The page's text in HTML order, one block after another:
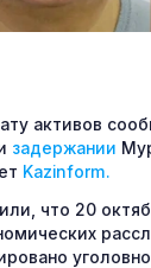
активов
задержании
Kazinform.
что 20